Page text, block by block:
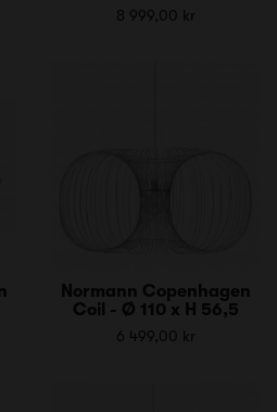
8 999,00 kr
Normann Copenhagen
Coil - Ø 110 x H 56,5
6 499,00 kr